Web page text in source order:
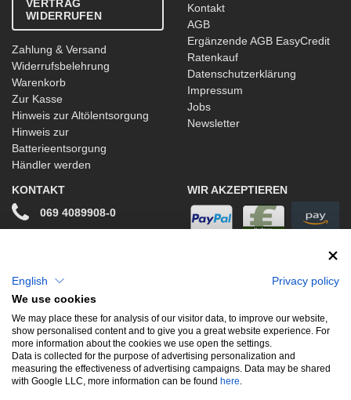
VERTRAG
WIDERRUFEN
Zahlung & Versand
Widerrufsbelehrung
Warenkorb
Zur Kasse
Hinweis zur Altölentsorgung
Hinweis zur
Batterieentsorgung
Händler werden
Kontakt
AGB
Ergänzende AGB EasyCredit
Ratenkauf
Datenschutzerklärung
Impressum
Jobs
Newsletter
KONTAKT
069 4089908-0
Facebook
Instagram
WIR AKZEPTIEREN
English
Privacy policy
We use cookies
We may place these for analysis of our visitor data, to improve our website,
show personalised content and to give you a great website experience. For
more information about the cookies we use open the settings.
Data is collected for the purpose of advertising personalization and
measuring the effectiveness of advertising campaigns. Data may be shared
with Google LLC, more information can be found here.